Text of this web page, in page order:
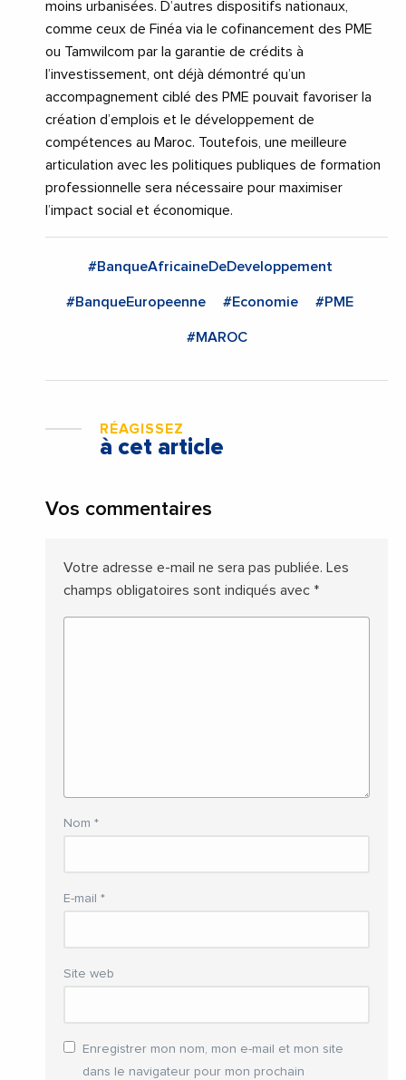
moins urbanisées. D’autres dispositifs nationaux,
comme ceux de Finéa via le cofinancement des PME
ou Tamwilcom par la garantie de crédits à
l’investissement, ont déjà démontré qu’un
accompagnement ciblé des PME pouvait favoriser la
création d’emplois et le développement de
compétences au Maroc. Toutefois, une meilleure
articulation avec les politiques publiques de formation
professionnelle sera nécessaire pour maximiser
l’impact social et économique.
#BanqueAfricaineDeDeveloppement
#BanqueEuropeenne #Economie #PME
#MAROC
RÉAGISSEZ
à cet article
Vos commentaires
Votre adresse e-mail ne sera pas publiée. Les
champs obligatoires sont indiqués avec *
Nom *
E-mail *
Site web
Enregistrer mon nom, mon e-mail et mon site
dans le navigateur pour mon prochain